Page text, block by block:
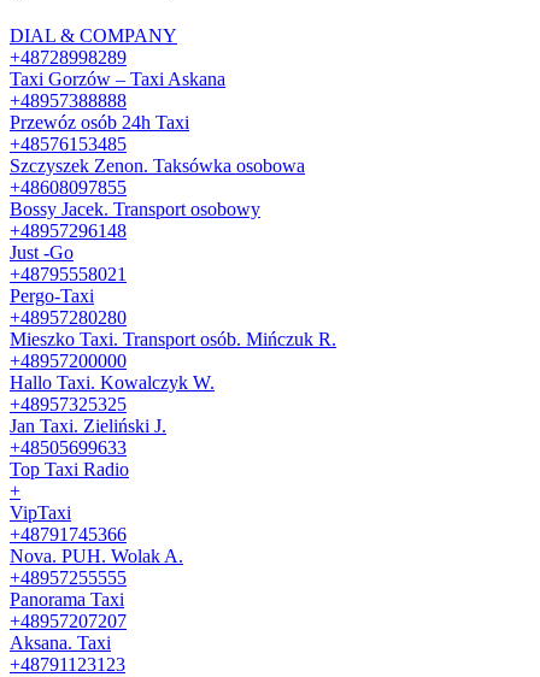
DIAL & COMPANY
+48728998289
Taxi Gorzów – Taxi Askana
+48957388888
Przewóz osób 24h Taxi
+48576153485
Szczyszek Zenon. Taksówka osobowa
+48608097855
Bossy Jacek. Transport osobowy
+48957296148
Just -Go
+48795558021
Pergo-Taxi
+48957280280
Mieszko Taxi. Transport osób. Mińczuk R.
+48957200000
Hallo Taxi. Kowalczyk W.
+48957325325
Jan Taxi. Zieliński J.
+48505699633
Top Taxi Radio
+
VipTaxi
+48791745366
Nova. PUH. Wolak A.
+48957255555
Panorama Taxi
+48957207207
Aksana. Taxi
+48791123123